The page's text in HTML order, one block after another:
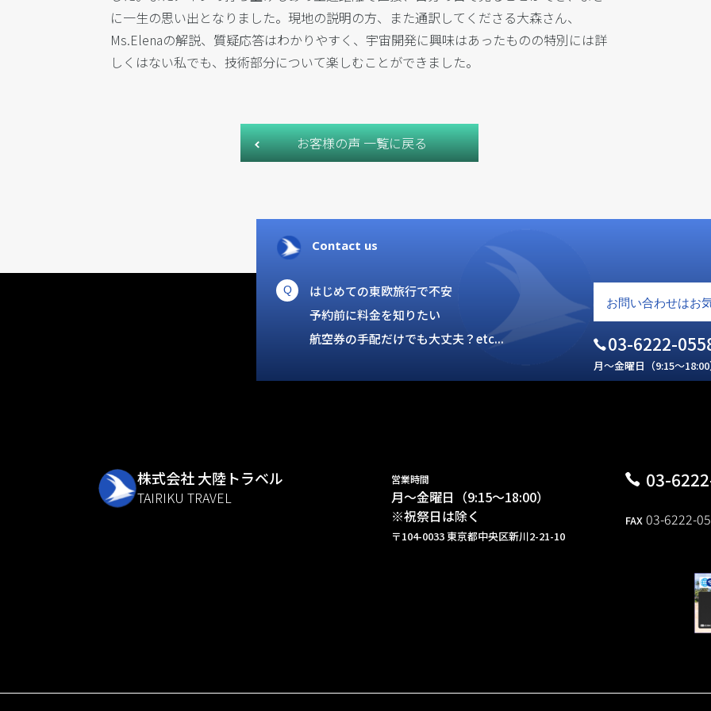
に一生の思い出となりました。現地の説明の方、また通訳してくださる大森さん、
Ms.Elenaの解説、質疑応答はわかりやすく、宇宙開発に興味はあったものの特別には詳
しくはない私でも、技術部分について楽しむことができました。
お客様の声 一覧に戻る
Contact us
はじめての東欧旅行で不安
予約前に料金を知りたい
航空券の手配だけでも大丈夫？etc...
03-6222-
月～金曜日（9:15～
株式会社 大陸トラベル
TAIRIKU TRAVEL
営業時間
月～金曜日（9:15～18:00）
※祝祭日は除く
〒104-0033 東京都中央区新川2-21-10
03-
FAX 03-6222-